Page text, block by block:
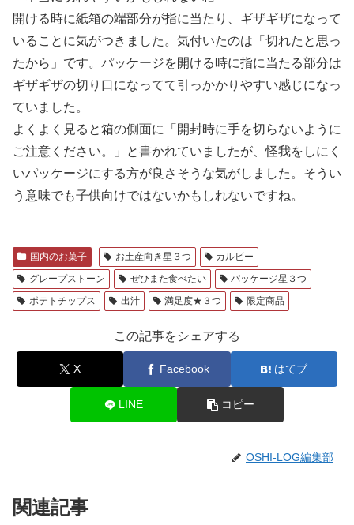
開ける時に紙箱の端部分が指に当たり、ギザギザになって
いることに気がつきました。気付いたのは「切れたと思っ
たから」です。パッケージを開ける時に指に当たる部分は
ギザギザの切り口になってて引っかかりやすい感じになっ
ていました。
よくよく見ると箱の側面に「開封時に手を切らないように
ご注意ください。」と書かれていましたが、怪我をしにく
いパッケージにする方が良さそうな気がしました。そうい
う意味でも子供向けではないかもしれないですね。
国内のお菓子 お土産向き星３つ
カルビー
グレープストーン
ぜひまた食べたい
パッケージ星３つ
ポテトチップス
出汁 満足度★３つ 限定商品
この記事をシェアする
X Facebook はてブ
LINE コピー
OSHI-LOG編集部
関連記事